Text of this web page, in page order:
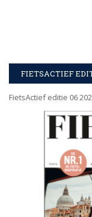
FIETSACTIEF
FietsActief editie 06